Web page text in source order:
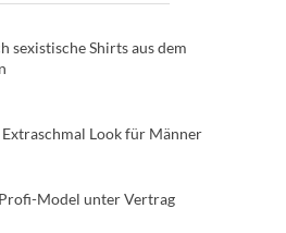
sexistische Shirts aus dem
Look für Männer
Model unter Vertrag